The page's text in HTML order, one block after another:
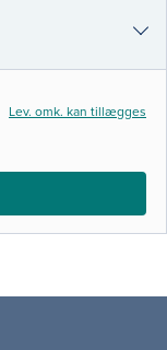
Lev. omk. kan tillægges